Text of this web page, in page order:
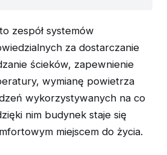
zespół systemów
za dostarczanie
ścieków, zapewnienie
wymianę powietrza
wykorzystywanych na co
nim budynek staje się
miejscem do życia.